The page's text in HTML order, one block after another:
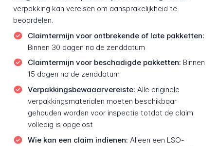
verpakking kan vereisen om aansprakelijkheid te
beoordelen.
Claimtermijn voor ontbrekende of late pakketten:
Binnen 30 dagen na de zenddatum
Claimtermijn voor beschadigde pakketten: Binnen
15 dagen na de zenddatum
Verpakkingsbewaaarvereiste: Alle originele
verpakkingsmaterialen moeten beschikbaar
gehouden worden voor inspectie totdat de claim
volledig is opgelost
Wie kan een claim indienen: Alleen een LSO-